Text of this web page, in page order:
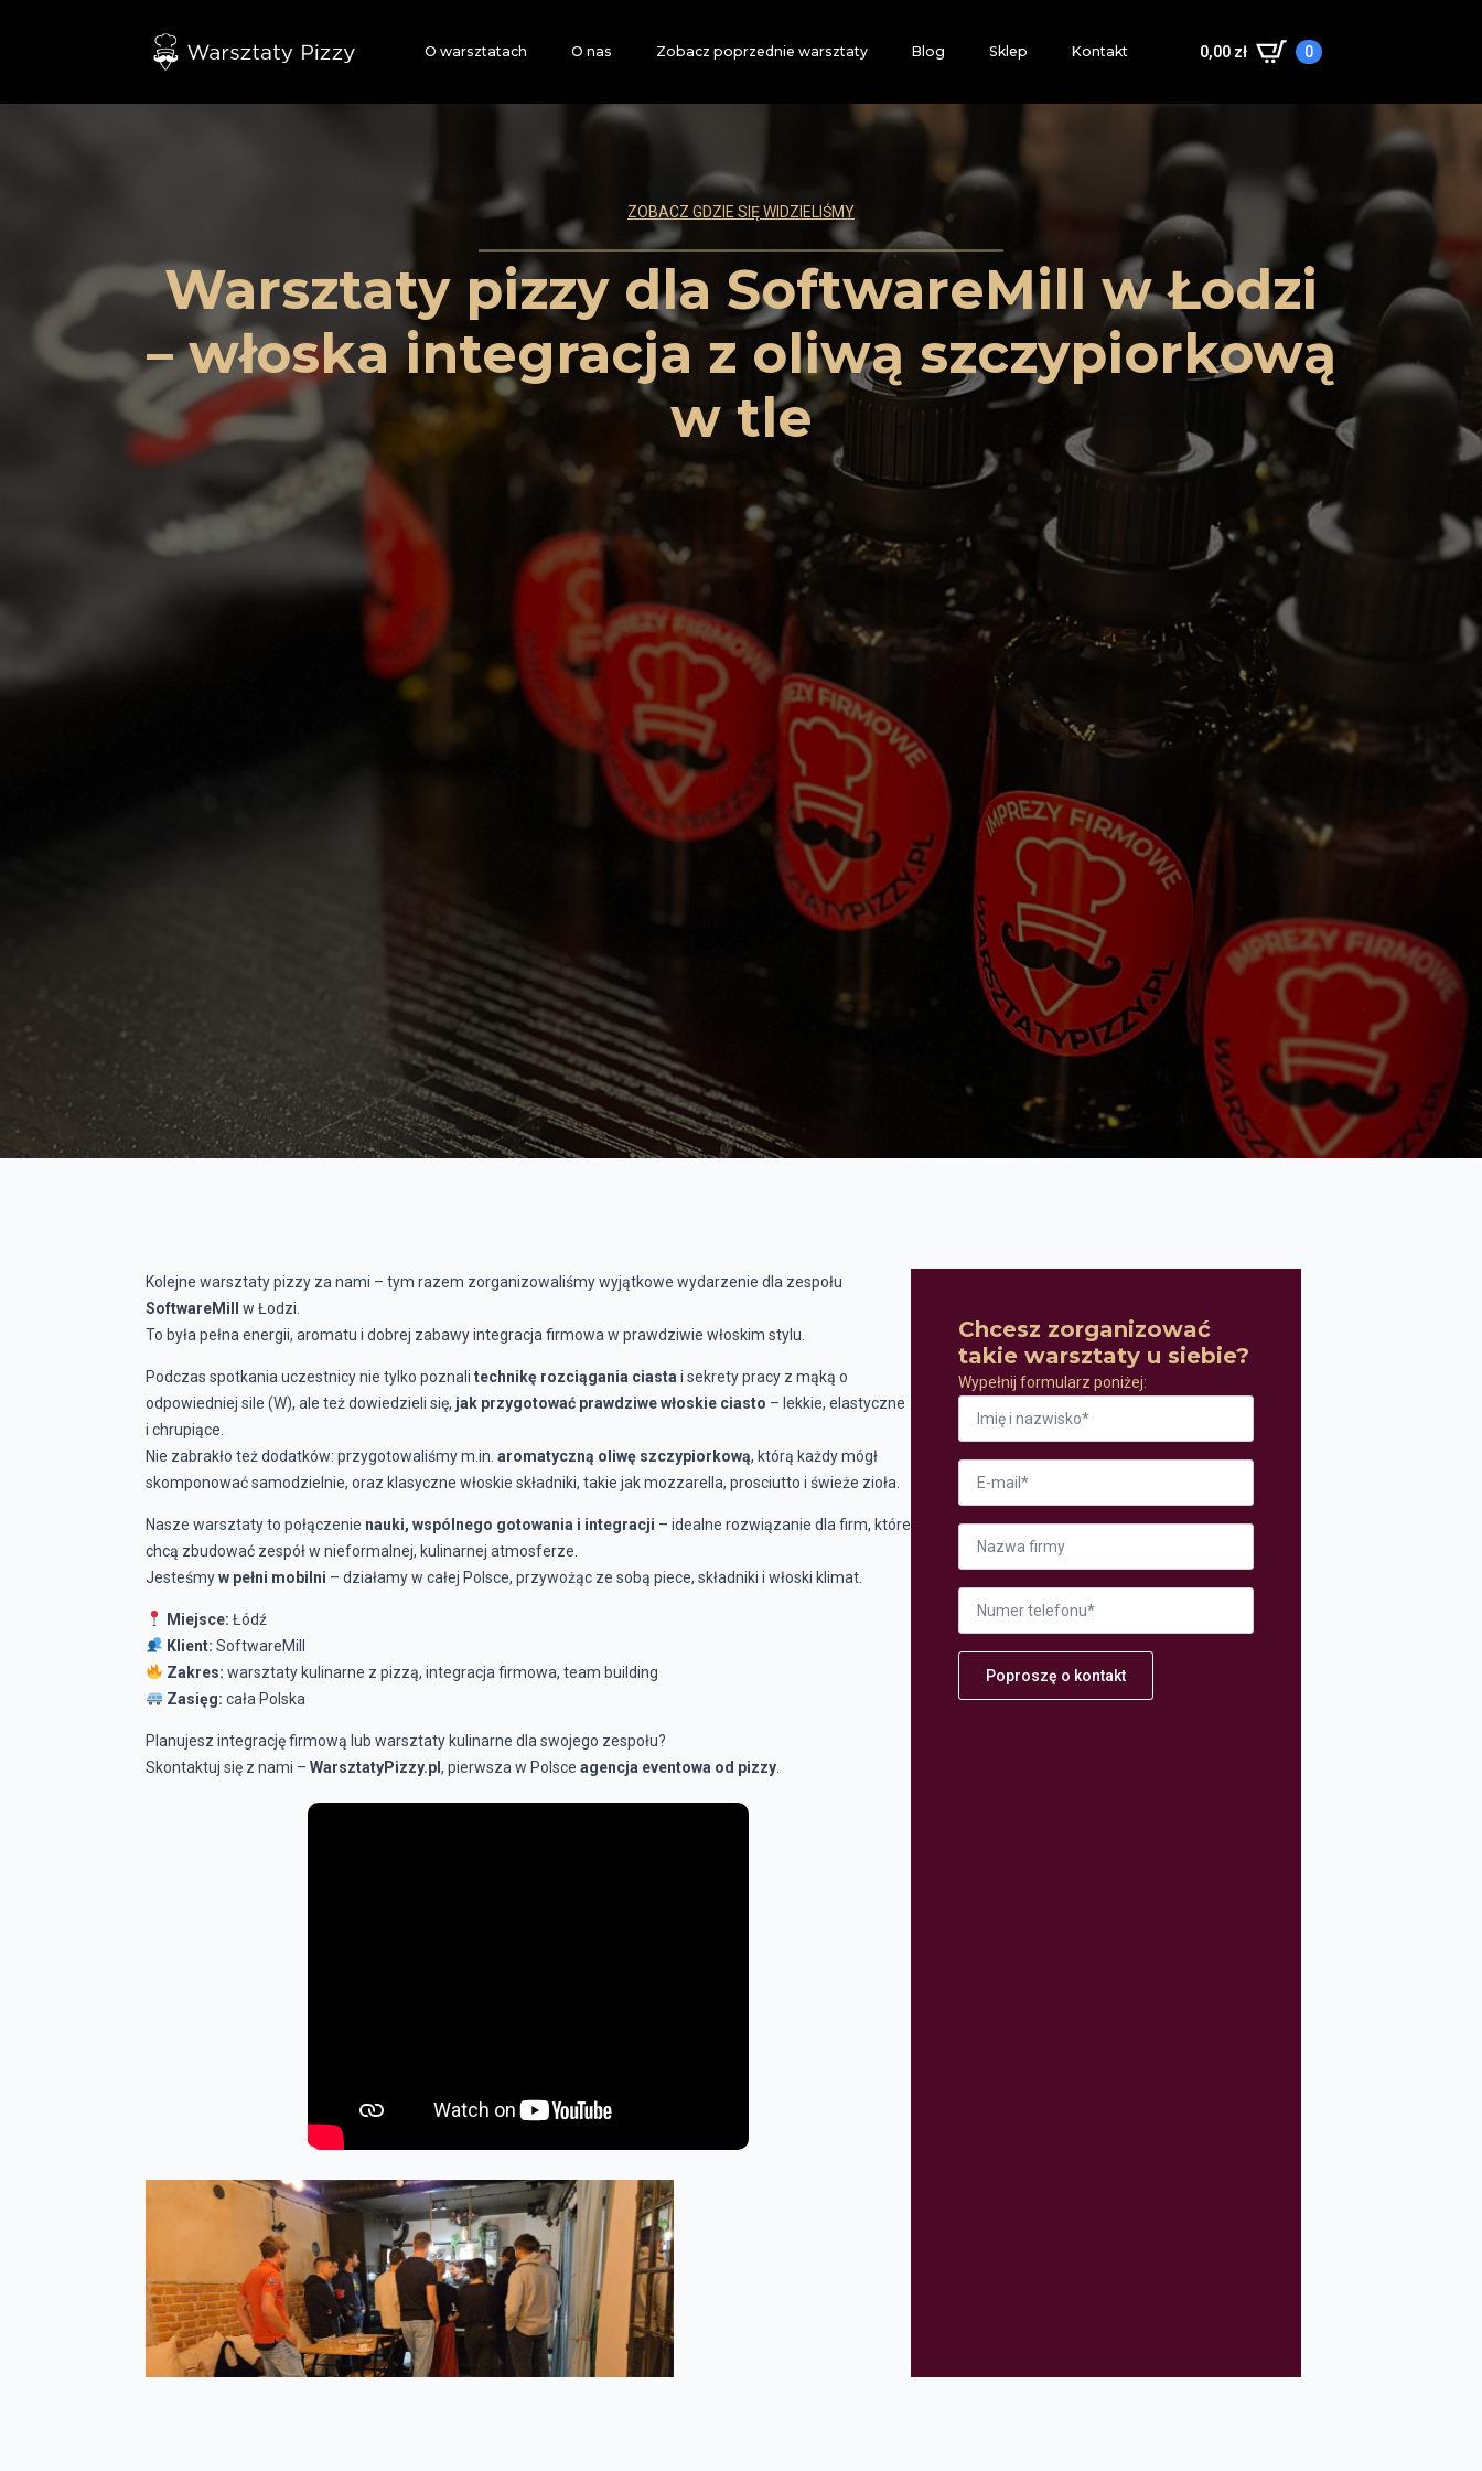
O warsztatach O nas Zobacz poprzednie warsztaty Blog Sklep Kontakt 0,00 zł 0
ZOBACZ GDZIE SIĘ WIDZIELIŚMY
Warsztaty pizzy dla SoftwareMill w Łodzi
– włoska integracja z oliwą szczypiorkową
w tle
Kolejne warsztaty pizzy za nami – tym razem zorganizowaliśmy wyjątkowe wydarzenie dla zespołu
SoftwareMill
w Łodzi.
To była pełna energii, aromatu i dobrej zabawy integracja firmowa w prawdziwie włoskim stylu.
Podczas spotkania uczestnicy nie tylko poznali technikę rozciągania ciasta i sekrety pracy z mąką o
odpowiedniej sile (W), ale też dowiedzieli się, jak przygotować prawdziwe włoskie ciasto – lekkie, elastyczne
i chrupiące.
Nie zabrakło też dodatków: przygotowaliśmy m.in. aromatyczną oliwę szczypiorkową, którą każdy mógł
skomponować samodzielnie, oraz klasyczne włoskie składniki, takie jak mozzarella, prosciutto i świeże zioła.
Nasze warsztaty to połączenie nauki, wspólnego gotowania i integracji – idealne rozwiązanie dla firm, które
chcą zbudować zespół w nieformalnej, kulinarnej atmosferze.
Jesteśmyw pełni mobilni – działamy w całej Polsce, przywożąc ze sobą piece, składniki i włoski klimat.
Miejsce: Łódź
Klient: SoftwareMill
Zakres: warsztaty kulinarne z pizzą, integracja firmowa, team building
Zasięg: cała Polska
Planujesz integrację firmową lub warsztaty kulinarne dla swojego zespołu?
Skontaktuj się z nami – WarsztatyPizzy.pl , pierwsza w Polsce agencja eventowa od pizzy
Chcesz zorganizować
takie warsztaty u siebie?
Wypełnij formularz poniżej:
Imię
nazwisko
Email
Firma
Numer
telefonu
Poproszę o kontakt